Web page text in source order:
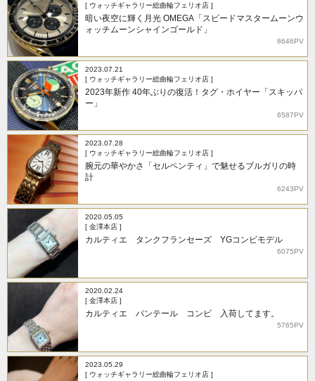
[ ウォッチギャラリー総曲輪フェリオ店 ]
暗い夜空に輝く月光 OMEGA「スピードマスタームーンウ
ォッチムーンシャインゴールド」
8646PV
2023.07.21
[ ウォッチギャラリー総曲輪フェリオ店 ]
2023年新作 40年ぶりの復活！タグ・ホイヤー「スキッパ
ー」
6587PV
2023.07.28
[ ウォッチギャラリー総曲輪フェリオ店 ]
腕元の華やかさ「セルペンティ」で魅せるブルガリの時
計
6243PV
2020.05.05
[ 金澤本店 ]
カルティエ タンクフランセーズ YGコンビモデル
6075PV
2020.02.24
[ 金澤本店 ]
カルティエ パンテール コンビ 入荷してます。
5765PV
2023.05.29
[ ウォッチギャラリー総曲輪フェリオ店 ]